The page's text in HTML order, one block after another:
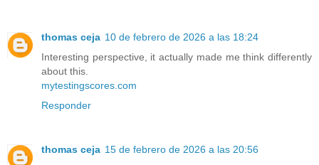
thomas ceja 10 de febrero de 2026 a las 18:24
Interesting perspective, it actually made me think differently
about this.
mytestingscores.com
Responder
thomas ceja 15 de febrero de 2026 a las 20:56